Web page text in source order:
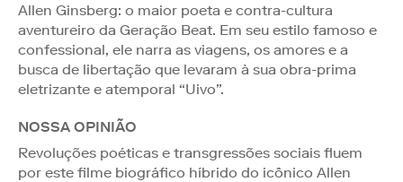
Allen Ginsberg: o maior poeta e contra-cultura
aventureiro da Geração Beat. Em seu estilo famoso e
confessional, ele narra as viagens, os amores e a
busca de libertação que levaram à sua obra-prima
eletrizante e atemporal “Uivo”.
NOSSA OPINIÃO
Revoluções poéticas e transgressões sociais fluem
por este filme biográfico híbrido do icônico Allen